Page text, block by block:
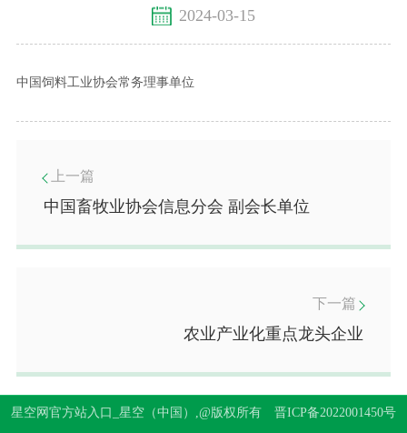
2024-03-15
中国饲料工业协会常务理事单位
上一篇
中国畜牧业协会信息分会 副会长单位
下一篇
农业产业化重点龙头企业
星空网官方站入口_星空（中国）,@版权所有 晋ICP备2022001450号